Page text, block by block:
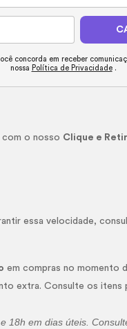
concorda em receber
nossa Política de Privacidade.
o nosso Clique e
essa velocidade,
em compras no momento
extra. Consulte os itens
18h em dias úteis.